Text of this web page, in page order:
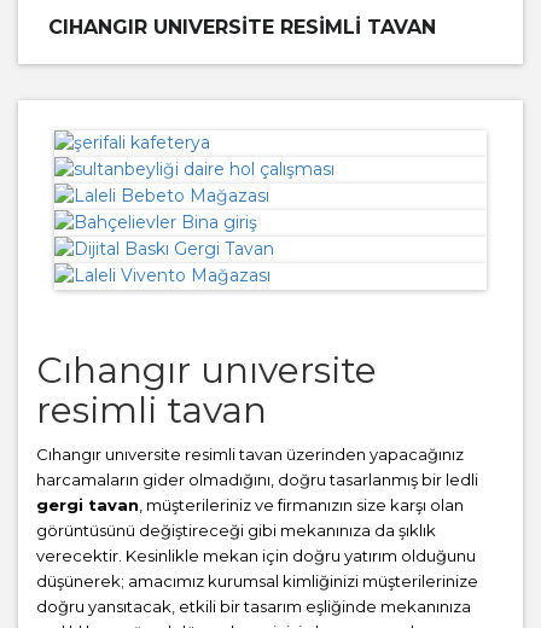
CIHANGIR UNIVERSITE RESIMLI TAVAN
Cıhangır unıversite
resimli tavan
Cıhangır unıversite resimli tavan üzerinden yapacağınız
harcamaların gider olmadığını, doğru tasarlanmış bir ledli
gergi tavan , müşterileriniz ve firmanızın size karşı olan
görüntüsünü değiştireceği gibi mekanınıza da şıklık
verecektir. Kesinlikle mekan için doğru yatırım olduğunu
düşünerek; amacımız kurumsal kimliğinizi müşterilerinize
doğru yansıtacak, etkili bir tasarım eşliğinde mekanınıza